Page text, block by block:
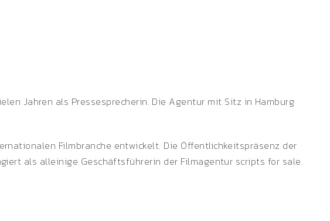
Jahren als Pressesprecherin. Die Agentur mit Sitz in Hamburg
Filmbranche entwickelt. Die Öffentlichkeitspräsenz der
als alleinige Geschäftsführerin der Filmagentur scripts for sale.